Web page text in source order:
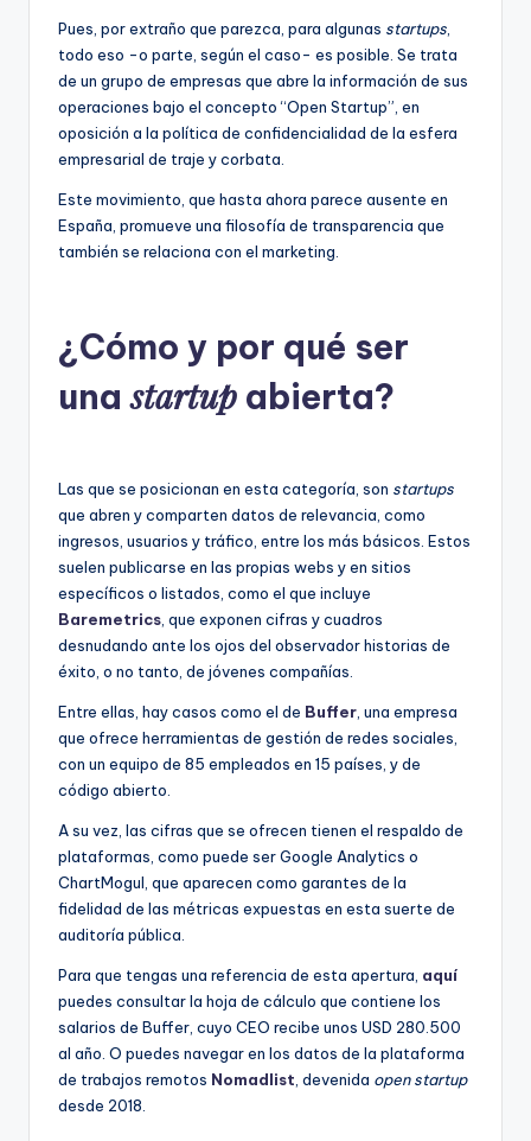
Pues, por extraño que parezca, para algunas startups,
todo eso -o parte, según el caso- es posible. Se trata
de un grupo de empresas que abre la información de sus
operaciones bajo el concepto “Open Startup”, en
oposición a la política de confidencialidad de la esfera
empresarial de traje y corbata.
Este movimiento, que hasta ahora parece ausente en
España, promueve una filosofía de transparencia que
también se relaciona con el marketing.
¿Cómo y por qué ser
unastartup abierta?
Las que se posicionan en esta categoría, son startups
que abren y comparten datos de relevancia, como
ingresos, usuarios y tráfico, entre los más básicos. Estos
suelen publicarse en las propias webs y en sitios
específicos o listados, como el que incluye
Baremetrics, que exponen cifras y cuadros
desnudando ante los ojos del observador historias de
éxito, o no tanto, de jóvenes compañías.
Entre ellas, hay casos como el de Buffer, una empresa
que ofrece herramientas de gestión de redes sociales,
con un equipo de 85 empleados en 15 países, y de
código abierto.
A su vez, las cifras que se ofrecen tienen el respaldo de
plataformas, como puede ser Google Analytics o
ChartMogul, que aparecen como garantes de la
fidelidad de las métricas expuestas en esta suerte de
auditoría pública.
Para que tengas una referencia de esta apertura, aquí
puedes consultar la hoja de cálculo que contiene los
salarios de Buffer, cuyo CEO recibe unos USD 280.500
al año. O puedes navegar en los datos de la plataforma
de trabajos remotos Nomadlist, devenida open startup
desde 2018.